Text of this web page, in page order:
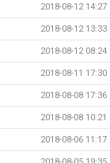
2018-08-12 14:27
2018-08-12 13:33
2018-08-12 08:24
2018-08-11 17:30
2018-08-08 17:36
2018-08-08 10:21
2018-08-06 11:17